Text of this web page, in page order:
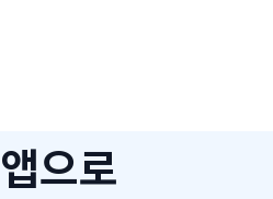
앱으로